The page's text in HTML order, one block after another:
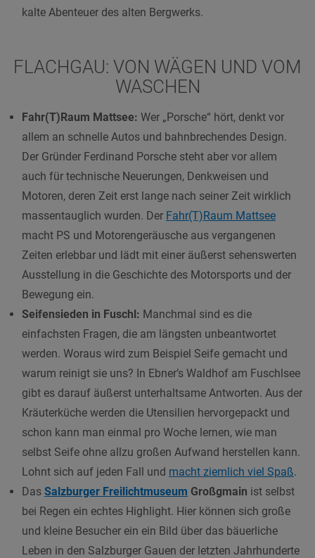
kalte Abenteuer des alten Bergwerks.
FLACHGAU: VON WÄGEN UND VOM
WASCHEN
Fahr(T)Raum Mattsee: Wer „Porsche“ hört, denkt vor
allem an schnelle Autos und bahnbrechendes Design.
Der Gründer Ferdinand Porsche steht aber vor allem
auch für technische Neuerungen, Denkweisen und
Motoren, deren Zeit erst lange nach seiner Zeit wirklich
massentauglich wurden. Der Fahr(T)Raum Mattsee
macht PS und Motorengeräusche aus vergangenen
Zeiten erlebbar und lädt mit einer äußerst sehenswerten
Ausstellung in die Geschichte des Motorsports und der
Bewegung ein.
Seifensieden in Fuschl: Manchmal sind es die
einfachsten Fragen, die am längsten unbeantwortet
werden. Woraus wird zum Beispiel Seife gemacht und
warum reinigt sie uns? In Ebner’s Waldhof am Fuschlsee
gibt es darauf äußerst unterhaltsame Antworten. Aus der
Kräuterküche werden die Utensilien hervorgepackt und
schon kann man einmal pro Woche lernen, wie man
selbst Seife ohne allzu großen Aufwand herstellen kann.
Lohnt sich auf jeden Fall und macht ziemlich viel Spaß.
Das Salzburger Freilichtmuseum Großgmain ist selbst
bei Regen ein echtes Highlight. Hier können sich große
und kleine Besucher ein ein Bild über das bäuerliche
Leben in den Salzburger Gauen der letzten Jahrhunderte